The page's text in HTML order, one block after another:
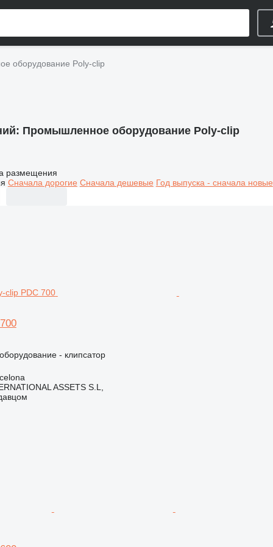
оборудование Poly-clip
Промышленное оборудование Poly-clip
размещения
Сначала дорогие Сначала дешевые Год выпуска - сначала новые
- клипсатор
ASSETS S.L,